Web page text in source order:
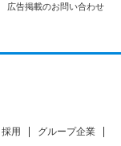
広告掲載のお問い合わせ
採用
グループ企業